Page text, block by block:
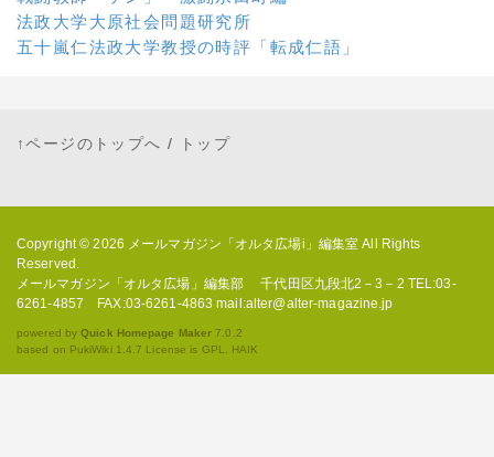
法政大学大原社会問題研究所
五十嵐仁法政大学教授の時評「転成仁語」
↑ページのトップへ / トップ
Copyright © 2026 メールマガジン「オルタ広場i」編集室 All Rights
Reserved.
メールマガジン「オルタ広場」編集部 千代田区九段北2－3－2 TEL:03-
6261-4857 FAX:03-6261-4863 mail:alter@alter-magazine.jp
powered byQuick Homepage Maker 7.0.2
based on PukiWiki 1.4.7 License is GPL. HAIK